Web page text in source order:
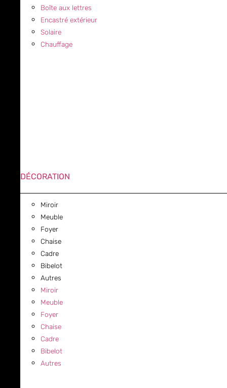
Boîte aux lettres
Encastré extérieur
Solaire
Chauffage
DÉCORATION
Miroir
Meuble
Foyer
Chaise
Cadre
Bibelot
Autres
Miroir
Meuble
Foyer
Chaise
Cadre
Bibelot
Autres